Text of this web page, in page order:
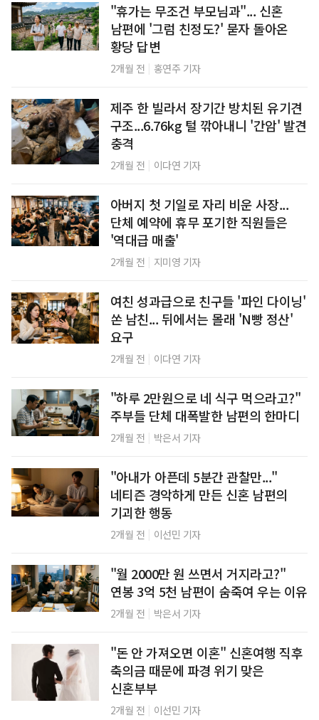
"휴가는 무조건 부모님과"... 신혼
남편에 '그럼 친정도?' 묻자 돌아온
황당 답변
2개월 전 홍연주 기자
제주 한 빌라서 장기간 방치된 유기견
구조...6.76kg 털 깎아내니 '간암' 발견
충격
2개월 전 이다연 기자
아버지 첫 기일로 자리 비운 사장...
단체 예약에 휴무 포기한 직원들은
'역대급 매출'
2개월 전 지미영 기자
여친 성과급으로 친구들 '파인 다이닝'
쏜 남친... 뒤에서는 몰래 'N빵 정산'
요구
2개월 전 이다연 기자
"하루 2만원으로 네 식구 먹으라고?"
주부들 단체 대폭발한 남편의 한마디
2개월 전 박은서 기자
"아내가 아픈데 5분간 관찰만..."
네티즌 경악하게 만든 신혼 남편의
기괴한 행동
2개월 전 이선민 기자
"월 2000만 원 쓰면서 거지라고?"
연봉 3억 5천 남편이 숨죽여 우는 이유
2개월 전 박은서 기자
"돈 안 가져오면 이혼" 신혼여행 직후
축의금 때문에 파경 위기 맞은
신혼부부
2개월 전 이선민 기자